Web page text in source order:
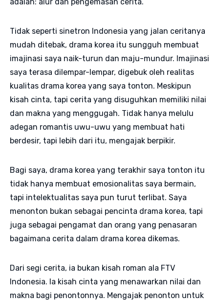
Tidak seperti sinetron Indonesia yang jalan ceritanya
mudah ditebak, drama korea itu sungguh membuat
imajinasi saya naik-turun dan maju-mundur. Imajinasi
saya terasa dilempar-lempar, digebuk oleh realitas
kualitas drama korea yang saya tonton. Meskipun
kisah cinta, tapi cerita yang disuguhkan memiliki nilai
dan makna yang menggugah. Tidak hanya melulu
adegan romantis uwu-uwu yang membuat hati
berdesir, tapi lebih dari itu, mengajak berpikir.
Bagi saya, drama korea yang terakhir saya tonton itu
tidak hanya membuat emosionalitas saya bermain,
tapi intelektualitas saya pun turut terlibat. Saya
menonton bukan sebagai pencinta drama korea, tapi
juga sebagai pengamat dan orang yang penasaran
bagaimana cerita dalam drama korea dikemas.
Dari segi cerita, ia bukan kisah roman ala FTV
Indonesia. Ia kisah cinta yang menawarkan nilai dan
makna bagi penontonnya. Mengajak penonton untuk